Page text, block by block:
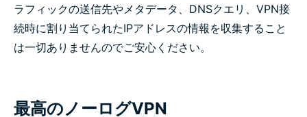
ラフィックの送信先やメタデータ、DNSクエリ、VPN接
続時に割り当てられたIPアドレスの情報を収集すること
は一切ありませんのでご安心ください。
最高のノーログVPN